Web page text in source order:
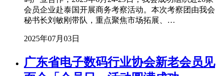
会员企业赴泰国开展商务考察活动。本次考察团由我会
秘书长刘敏刚带队，重点聚焦市场拓展、…
2025年07月03日
广东省电子数码行业协会新老会员见